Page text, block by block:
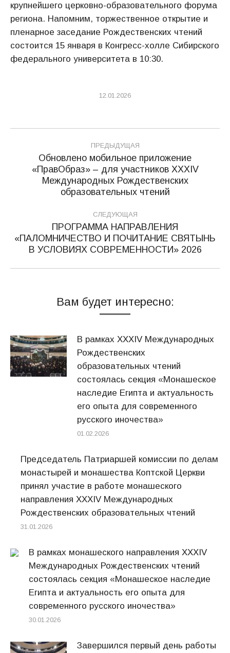
крупнейшего церковно-образовательного форума
региона. Напомним, торжественное открытие и
пленарное заседание Рождественских чтений
состоится 15 января в Конгресс-холле Сибирского
федерального университета в 10:30.
12.01.2026
Навигация
записям
ПРЕДЫДУЩАЯ
Предыдущая
запись:
Обновлено мобильное приложение
«ПравОбраз» – для участников XXXIV
Международных Рождественских
образовательных чтений
СЛЕДУЮЩАЯ
Следующая
запись:
ПРОГРАММА НАПРАВЛЕНИЯ
«ПАЛОМНИЧЕСТВО И ПОЧИТАНИЕ СВЯТЫНЬ
В УСЛОВИЯХ СОВРЕМЕННОСТИ» 2026
Вам будет интересно:
В рамках XXXIV Международных
Рождественских
образовательных чтений
состоялась секция «Монашеское
наследие Египта и актуальность
его опыта для современного
русского иночества»
01.02.2026
Председатель Патриаршей комиссии по делам
монастырей и монашества Коптской Церкви
принял участие в работе монашеского
направления XXXIV Международных
Рождественских образовательных чтений
31.01.2026
В рамках монашеского направления XXXIV
Международных Рождественских чтений
состоялась секция «Монашеское наследие
Египта и актуальность его опыта для
современного русского иночества»
30.01.2026
Завершился первый день работы